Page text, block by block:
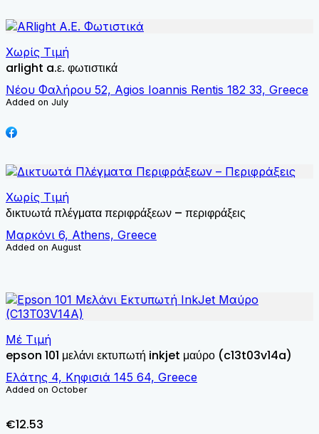
Χωρίς Τιμή
arlight a.ε. φωτιστικά
Νέου Φαλήρου 52, Agios Ioannis Rentis 182 33, Greece
Added on July
Χωρίς Τιμή
δικτυωτά πλέγματα περιφράξεων – περιφράξεις
Μαρκόνι 6, Athens, Greece
Added on August
Μέ Τιμή
epson 101 μελάνι εκτυπωτή inkjet μαύρο (c13t03v14a)
Ελάτης 4, Κηφισιά 145 64, Greece
Added on October
€12.53